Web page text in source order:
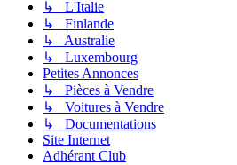
↳ L'Italie
↳ Finlande
↳ Australie
↳ Luxembourg
Petites Annonces
↳ Pièces à Vendre
↳ Voitures à Vendre
↳ Documentations
Site Internet
Adhérant Club